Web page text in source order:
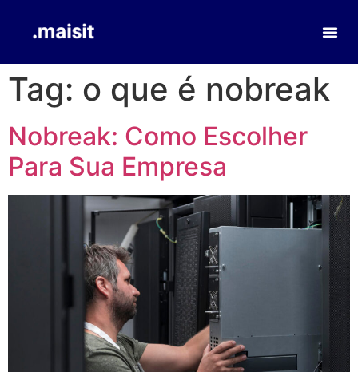
Tag: o que é nobreak
Nobreak: Como Escolher
Para Sua Empresa